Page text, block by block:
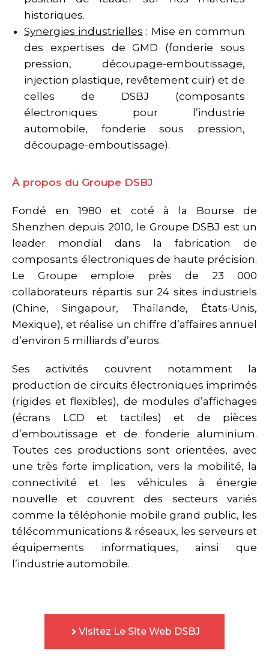
historiques.
Synergies industrielles : Mise en commun
des expertises de GMD (fonderie sous
pression, découpage-emboutissage,
injection plastique, revêtement cuir) et de
celles de DSBJ (composants
électroniques pour l’industrie
automobile, fonderie sous pression,
découpage-emboutissage).
À propos du Groupe DSBJ
Fondé en 1980 et coté à la Bourse de
Shenzhen depuis 2010, le Groupe DSBJ est un
leader mondial dans la fabrication de
composants électroniques de haute précision.
Le Groupe emploie près de 23 000
collaborateurs répartis sur 24 sites industriels
(Chine, Singapour, Thaïlande, États-Unis,
Mexique), et réalise un chiffre d’affaires annuel
d’environ 5 milliards d’euros.
Ses activités couvrent notamment la
production de circuits électroniques imprimés
(rigides et flexibles), de modules d’affichages
(écrans LCD et tactiles) et de pièces
d’emboutissage et de fonderie aluminium.
Toutes ces productions sont orientées, avec
une très forte implication, vers la mobilité, la
connectivité et les véhicules à énergie
nouvelle et couvrent des secteurs variés
comme la téléphonie mobile grand public, les
télécommunications & réseaux, les serveurs et
équipements informatiques, ainsi que
l’industrie automobile.
Visitez Le Site Web DSBJ